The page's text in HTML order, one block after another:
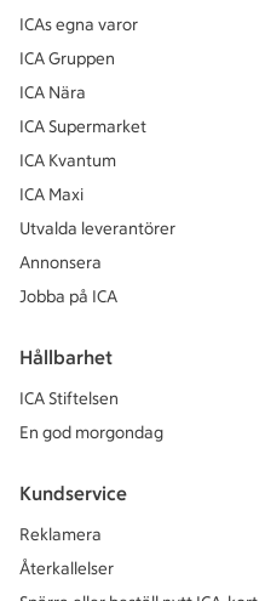
ICAs egna varor
ICA Gruppen
ICA Nära
ICA Supermarket
ICA Kvantum
ICA Maxi
Utvalda leverantörer
Annonsera
Jobba på ICA
Hållbarhet
ICA Stiftelsen
En god morgondag
Kundservice
Reklamera
Återkallelser